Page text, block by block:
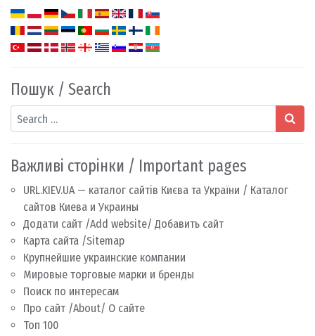
Пошук / Search
Search
Важливі сторінки / Important pages
URL.KIEV.UA — каталог сайтів Києва та України / Каталог
сайтов Киева и Украины
Додати сайт /Add website/ Добавить сайт
Карта сайта /Sitemap
Крупнейшие украинские компании
Мировые торговые марки и бренды
Поиск по интересам
Про сайт /About/ О сайте
Топ 100